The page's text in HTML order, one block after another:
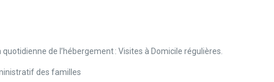
de l’hébergement : Visites à Domicile régulières.
des familles